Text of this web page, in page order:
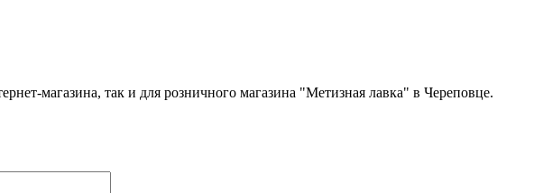
магазина, так и для розничного магазина "Метизная лавка" в Череповце.